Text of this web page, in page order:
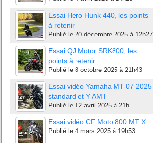
Essai Hero Hunk 440, les points
à retenir
Publié le 20 décembre 2025 à 12h27
Essai QJ Motor SRK800, les
points à retenir
Publié le 8 octobre 2025 à 21h43
Essai vidéo Yamaha MT 07 2025
standard et Y AMT
Publié le 12 avril 2025 à 21h
Essai vidéo CF Moto 800 MT X
Publié le 4 mars 2025 à 19h53